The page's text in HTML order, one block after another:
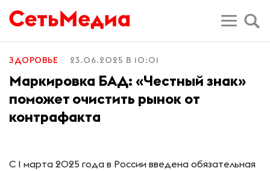
ЗДОРОВЬЕ 23.06.2025 В 10:01
Маркировка БАД: «Честный знак»
поможет очистить рынок от
контрафакта
С 1 марта 2025 года в России введена обязательная